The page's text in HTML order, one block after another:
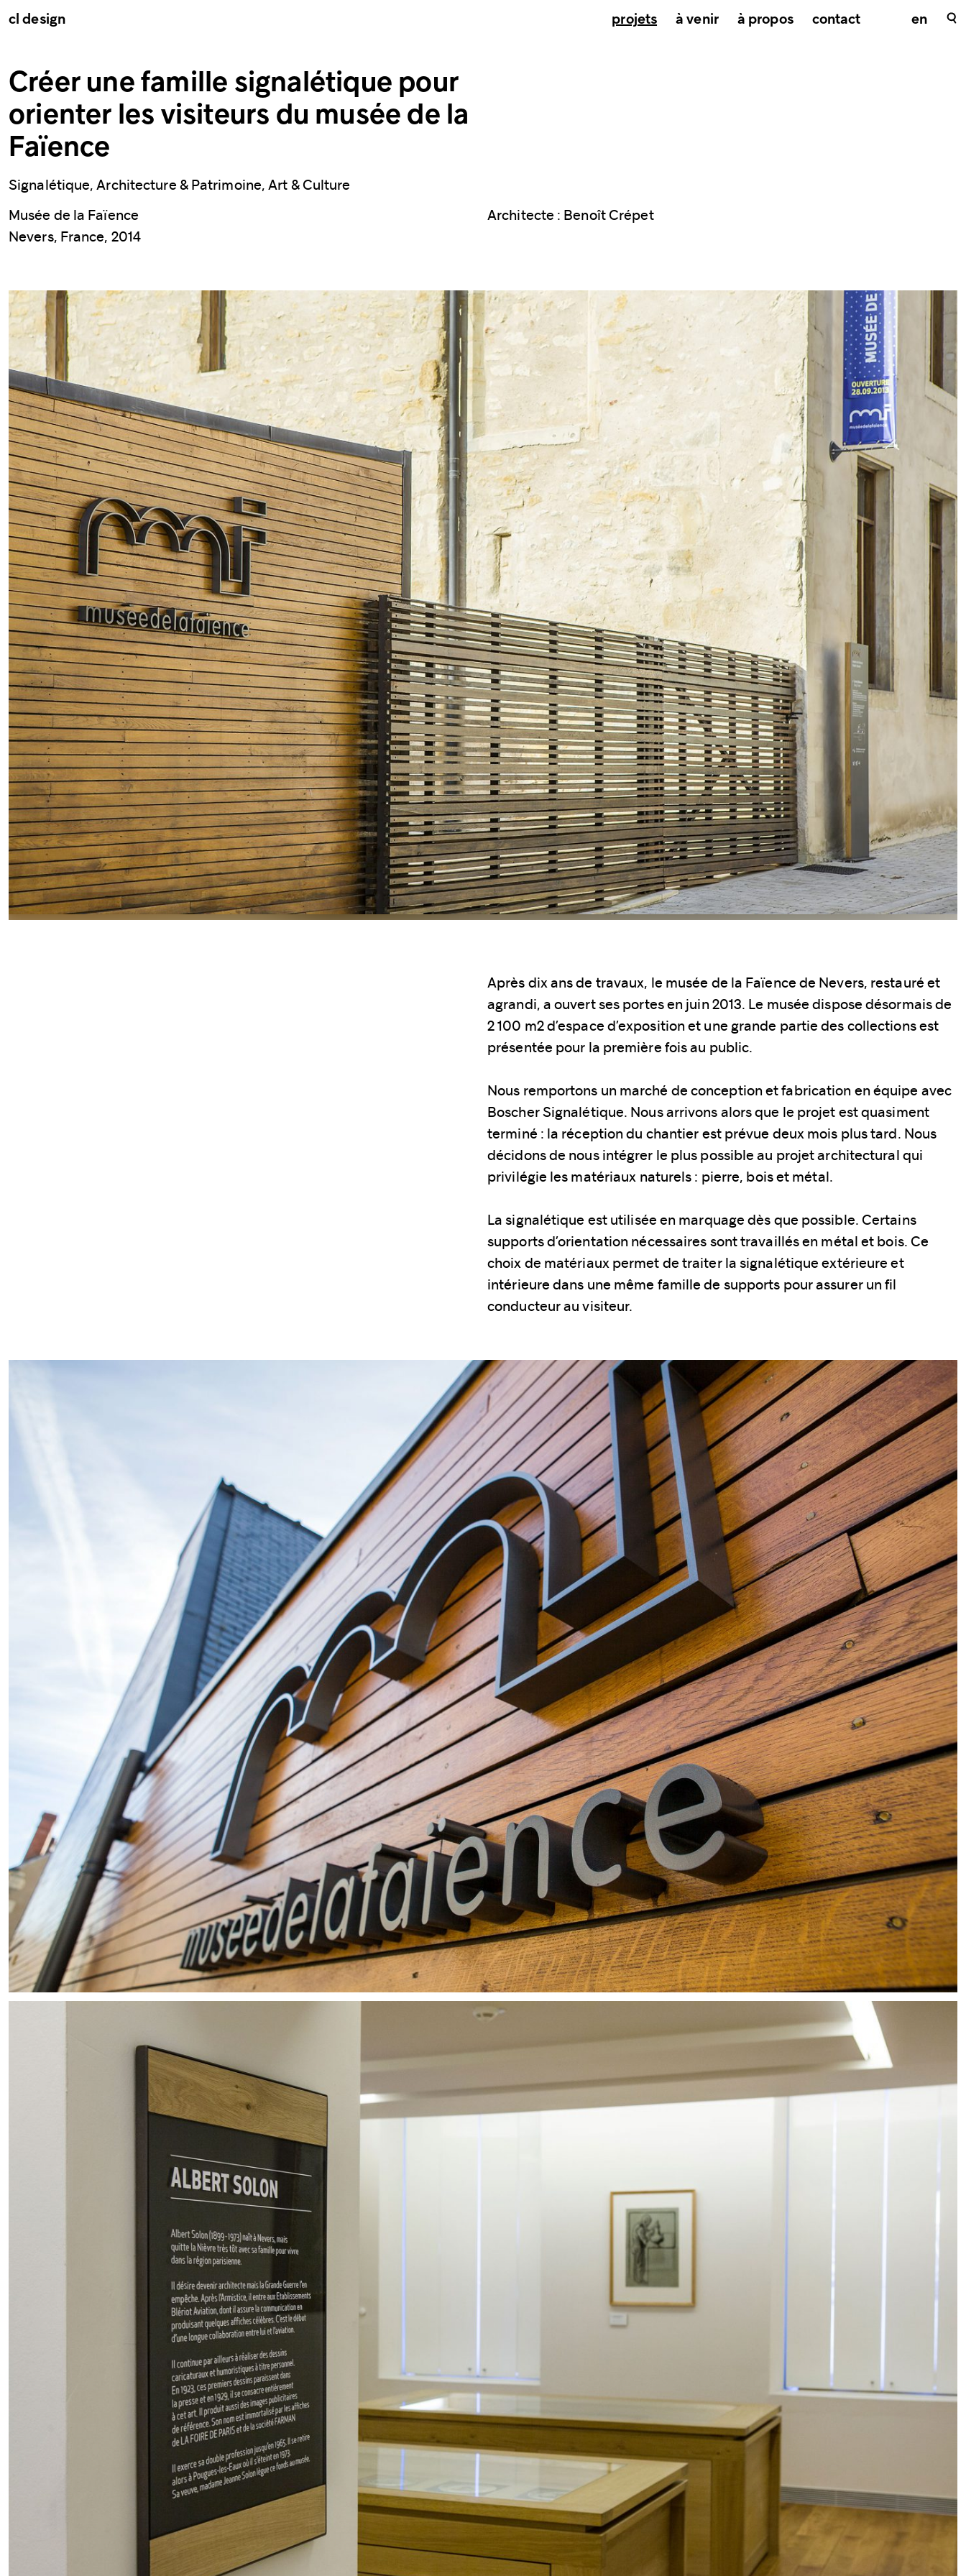
cl design projets à venir à propos contact en
Créer une famille signalétique pour
orienter les visiteurs du musée de la
Faïence
Signalétique, Architecture & Patrimoine, Art & Culture
Musée de la Faïence
Nevers, France, 2014
Architecte : Benoît Crépet
Après dix ans de travaux, le musée de la Faïence de Nevers, restauré et
agrandi, a ouvert ses portes en juin 2013. Le musée dispose désormais de
2 100 m2 d’espace d’exposition et une grande partie des collections est
présentée pour la première fois au public.
Nous remportons un marché de conception et fabrication en équipe avec
Boscher Signalétique. Nous arrivons alors que le projet est quasiment
terminé : la réception du chantier est prévue deux mois plus tard. Nous
décidons de nous intégrer le plus possible au projet architectural qui
privilégie les matériaux naturels : pierre, bois et métal.
La signalétique est utilisée en marquage dès que possible. Certains
supports d’orientation nécessaires sont travaillés en métal et bois. Ce
choix de matériaux permet de traiter la signalétique extérieure et
intérieure dans une même famille de supports pour assurer un fil
conducteur au visiteur.